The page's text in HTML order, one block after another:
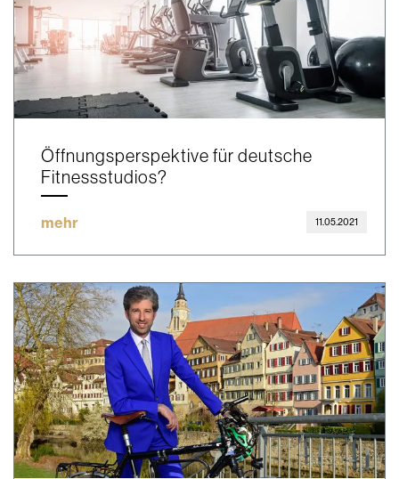
Öffnungsperspektive für deutsche
Fitnessstudios?
mehr 11.05.2021